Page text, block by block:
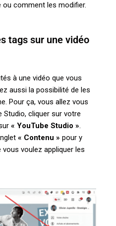
ou comment les modifier.
tags sur une vidéo
à une vidéo que vous
aussi la possibilité de les
Pour ça, vous allez vous
Studio, cliquer sur votre
« YouTube Studio ».
« Contenu » pour y
voulez appliquer les